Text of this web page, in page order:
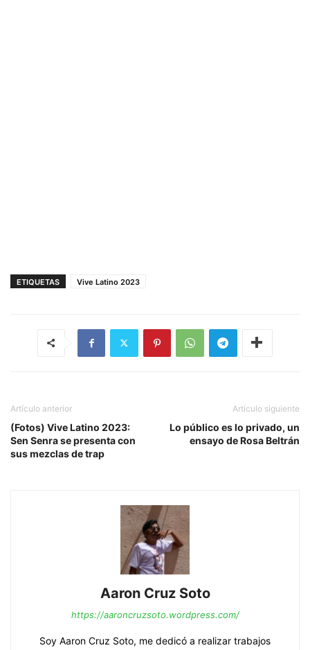
ETIQUETAS Vive Latino 2023
Artículo anterior
(Fotos) Vive Latino 2023:
Sen Senra se presenta con
sus mezclas de trap
Artículo siguiente
Lo público es lo privado, un
ensayo de Rosa Beltrán
Aaron Cruz Soto
https://aaroncruzsoto.wordpress.com/
Soy Aaron Cruz Soto, me dedicó a realizar trabajos